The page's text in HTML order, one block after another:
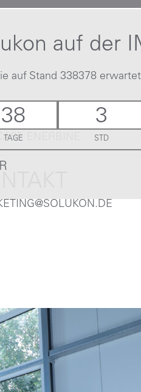
ENERBINE
auf der
auf Stand 338378
38
TAGE
3
STD